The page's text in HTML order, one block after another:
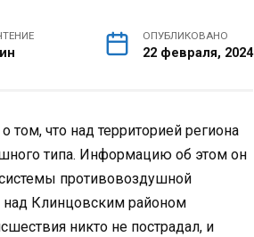
ОПУБЛИКОВАНО
22 февраля, 2024
том, что над территорией региона
типа. Информацию об этом он
противовоздушной
над Клинцовским районом
никто не пострадал, и